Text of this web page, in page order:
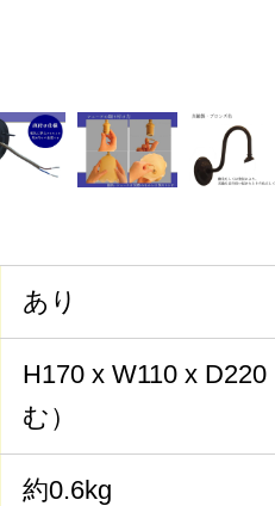
あり
H170 x W110 x
む）
約0.6kg